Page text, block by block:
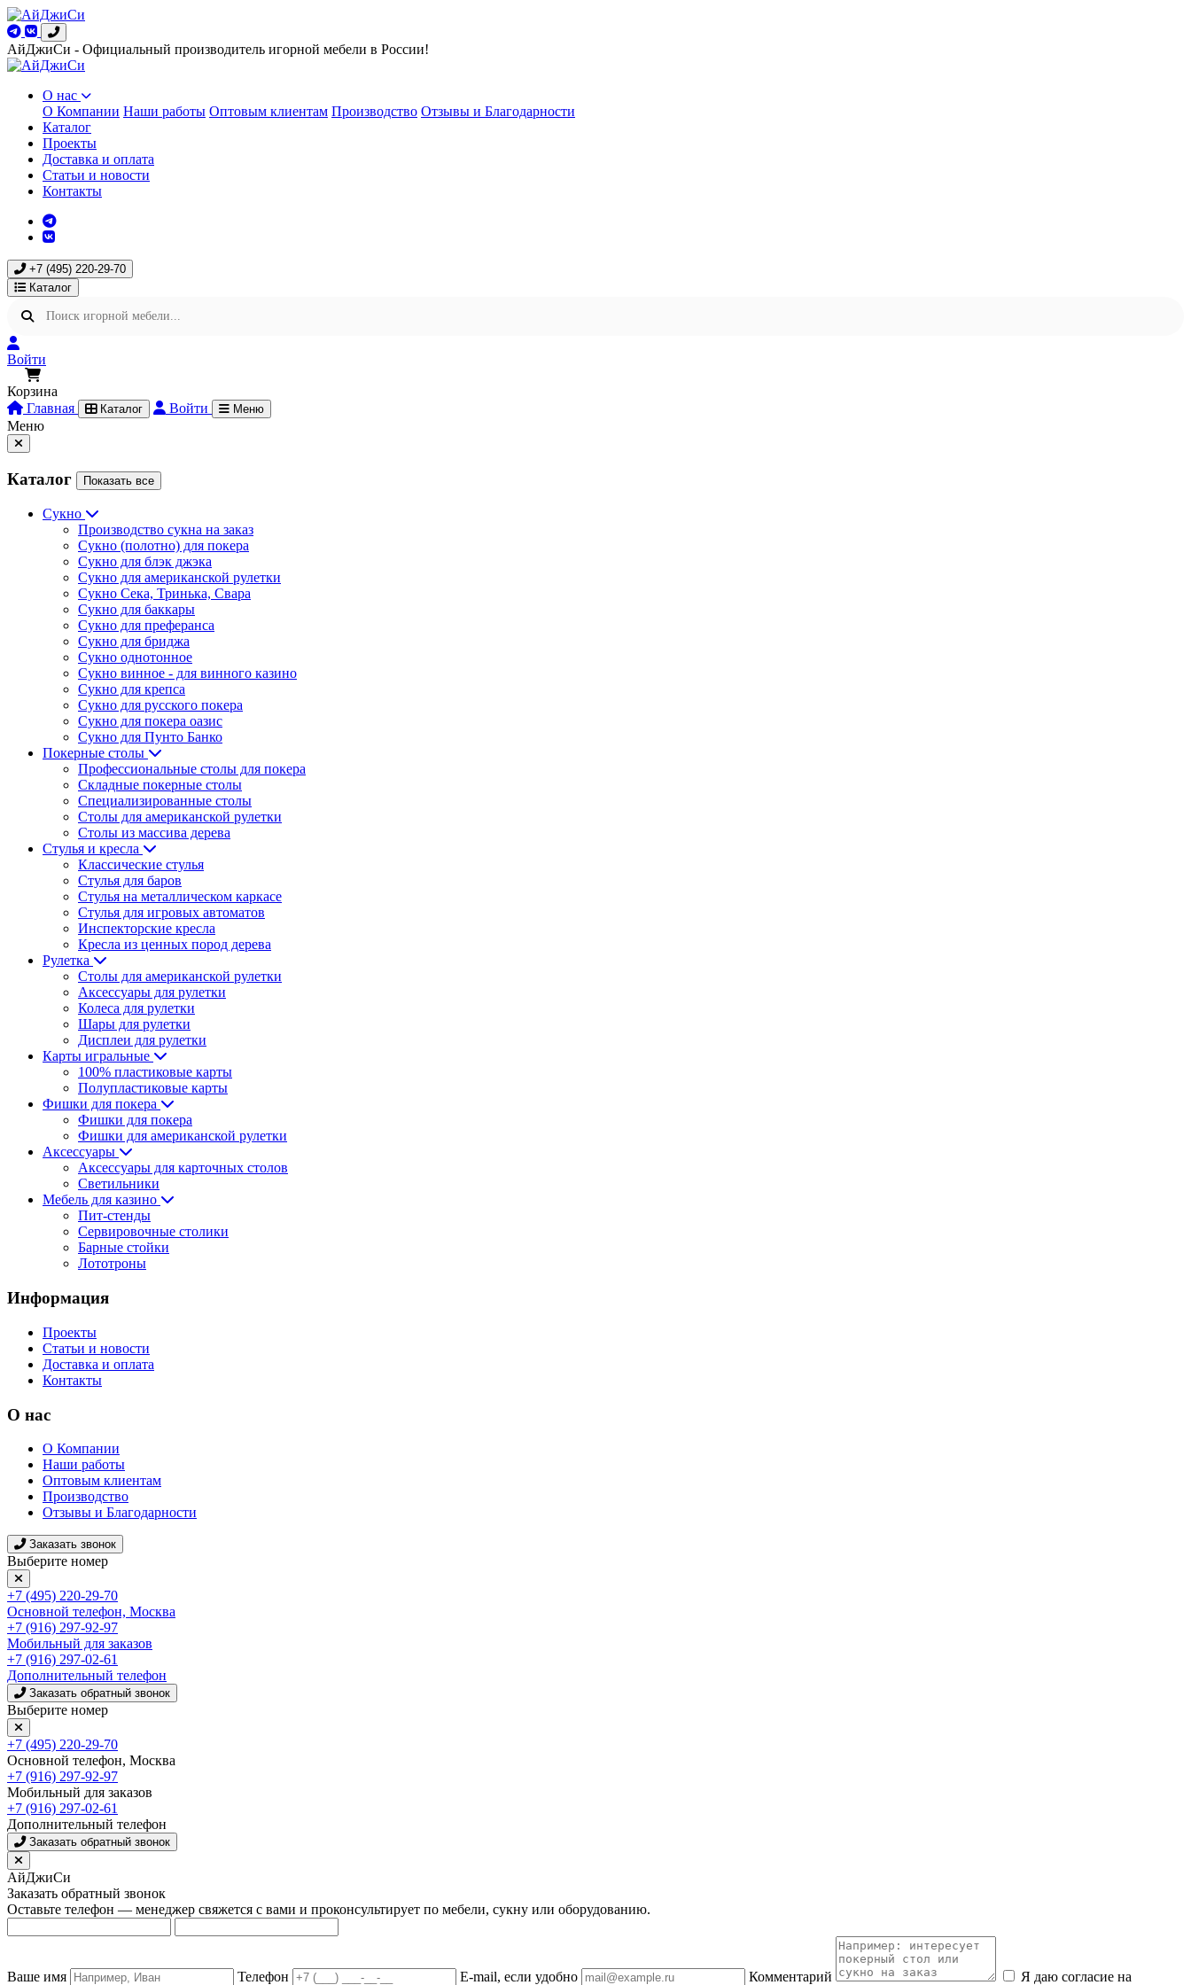
АйДжиСи - Официальный производитель игорной мебели в России!
О нас
О Компании Наши работы Оптовым клиентам Производство Отзывы и Благодарности
Каталог
Проекты
Доставка и оплата
Статьи и новости
Контакты
+7 (495) 220-29-70
Каталог
Войти
Корзина
Главная
Каталог Войти Меню
Меню
Каталог Показать все
Сукно
Производство сукна на заказ
Сукно (полотно) для покера
Сукно для блэк джэка
Сукно для американской рулетки
Сукно Сека, Тринька, Свара
Сукно для баккары
Сукно для преферанса
Сукно для бриджа
Сукно однотонное
Сукно винное - для винного казино
Сукно для крепса
Сукно для русского покера
Сукно для покера оазис
Сукно для Пунто Банко
Покерные столы
Профессиональные столы для покера
Складные покерные столы
Специализированные столы
Столы для американской рулетки
Столы из массива дерева
Стулья и кресла
Классические стулья
Стулья для баров
Стулья на металлическом каркасе
Стулья для игровых автоматов
Инспекторские кресла
Кресла из ценных пород дерева
Рулетка
Столы для американской рулетки
Аксессуары для рулетки
Колеса для рулетки
Шары для рулетки
Дисплеи для рулетки
Карты игральные
100% пластиковые карты
Полупластиковые карты
Фишки для покера
Фишки для покера
Фишки для американской рулетки
Аксессуары
Аксессуары для карточных столов
Светильники
Мебель для казино
Пит-стенды
Сервировочные столики
Барные стойки
Лототроны
Информация
Проекты
Статьи и новости
Доставка и оплата
Контакты
О нас
О Компании
Наши работы
Оптовым клиентам
Производство
Отзывы и Благодарности
Заказать звонок
Выберите номер
+7 (495) 220-29-70
Основной телефон, Москва
+7 (916) 297-92-97
Мобильный для заказов
+7 (916) 297-02-61
Дополнительный телефон
Заказать обратный звонок
Выберите номер
+7 (495) 220-29-70
Основной телефон, Москва
+7 (916) 297-92-97
Мобильный для заказов
+7 (916) 297-02-61
Дополнительный телефон
Заказать обратный звонок
АйДжиСи
Заказать обратный звонок
Оставьте телефон — менеджер свяжется с вами и проконсультирует по мебели, сукну или оборудованию.
Ваше имя Телефон E-mail, если удобно Комментарий
Я даю согласие на